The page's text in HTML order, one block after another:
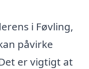
i Føvling,
påvirke
er vigtigt at